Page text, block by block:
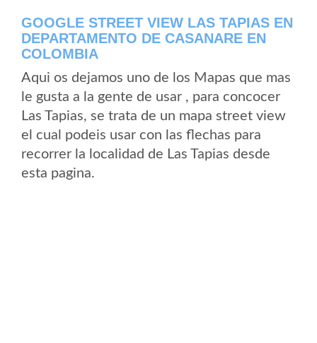
GOOGLE STREET VIEW LAS TAPIAS EN
DEPARTAMENTO DE CASANARE EN
COLOMBIA
Aqui os dejamos uno de los Mapas que mas
le gusta a la gente de usar , para concocer
Las Tapias, se trata de un mapa street view
el cual podeis usar con las flechas para
recorrer la localidad de Las Tapias desde
esta pagina.